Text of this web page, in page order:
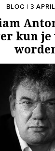
BLOG | 3
kun